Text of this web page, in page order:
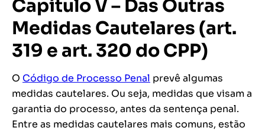
Capítulo V – Das Outras
Medidas Cautelares (art.
319 e art. 320 do CPP)
O Código de Processo Penal prevê algumas
medidas cautelares. Ou seja, medidas que visam a
garantia do processo, antes da sentença penal.
Entre as medidas cautelares mais comuns, estão